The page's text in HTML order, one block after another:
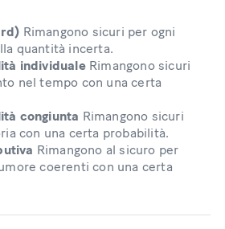
Rimangono sicuri per ogni
quantità incerta.
individualeRimangono sicuri
nel tempo con una certa
congiunta Rimangono sicuri
con una certa probabilità.
Rimangono al sicuro per
coerenti con una certa